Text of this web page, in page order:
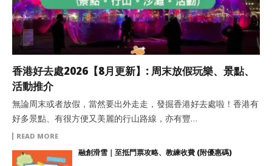
香港好去處2026【8月更新】: 周末放假玩樂、景點、
活動推介
無論周末或者放假，當然要出外走走，發掘香港好去處啦！香港有
好多景點、有很方便又美麗的行山路線，亦有豐…
READ MORE
融創滑雪｜至抵門票攻略、教練收費 (附優惠碼)